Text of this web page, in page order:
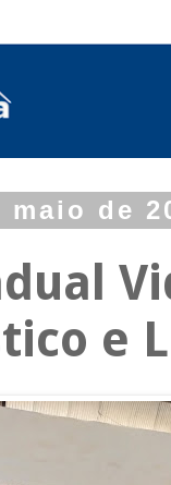
de
e